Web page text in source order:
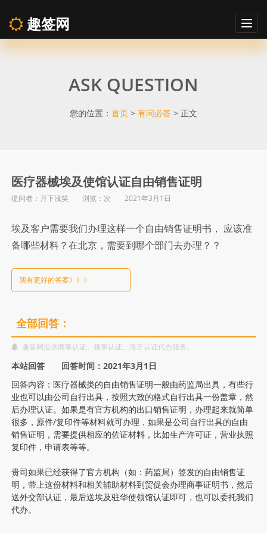
医
埃
及
使
馆
认
证
自
由
销
售
证
明
趣签网
ASK QUESTION
您的位置： 首页 > 有问必答 > 正文
医疗器械埃及使馆认证自由销售证明
提问者：月下浅笑 浏览： 次 2021年3月1日
埃及客户需要我们办理这样一个自由销售证明书， 应该准
备哪些材料？在北京，需要到哪个部门去办理？？
我有更好的答案》》》
全部回答：
趣签网提供商事认证、领事认证、海牙认证代办服务。
本站回答 回答时间：2021年3月1日
回答内容：医疗器械类的自由销售证明一般由药监局出具，有些行
业也可以由公司自行出具，按照大致的格式自行出具一份盖章，然
后办理认证。如果是有官方机构的出口销售证明，办理起来就简单
很多，原件/复印件等材料就可办理，如果是公司自行出具的自由
销售证明，需要提供相应的佐证材料，比如生产许可证，营业执照
复印件，申请表等等。
贵司如果已经获得了官方机构（如：药监局）签发的自由销售证
明，带上这份材料和相关辅助材料到贸促会办理商事证明书，然后
送外交部认证，最后送埃及驻华使领馆认证即可，也可以委托我们
代办。